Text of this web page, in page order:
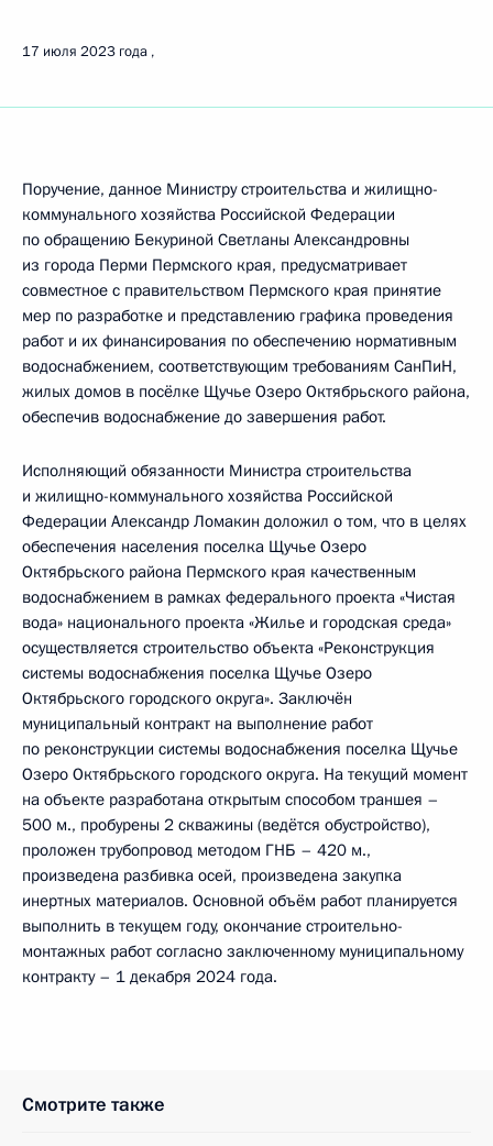
17 июля 2023 года
Поручение, данное Министру строительства и жилищно-
коммунального хозяйства Российской Федерации
по обращению Бекуриной Светланы Александровны
из города Перми Пермского края, предусматривает
совместное с правительством Пермского края принятие
мер по разработке и представлению графика проведения
работ и их финансирования по обеспечению нормативным
водоснабжением, соответствующим требованиям СанПиН,
жилых домов в посёлке Щучье Озеро Октябрьского района,
обеспечив водоснабжение до завершения работ.
Исполняющий обязанности Министра строительства
и жилищно-коммунального хозяйства Российской
Федерации Александр Ломакин доложил о том, что в целях
обеспечения населения поселка Щучье Озеро
Октябрьского района Пермского края качественным
водоснабжением в рамках федерального проекта «Чистая
вода» национального проекта «Жилье и городская среда»
осуществляется строительство объекта «Реконструкция
системы водоснабжения поселка Щучье Озеро
Октябрьского городского округа». Заключён
муниципальный контракт на выполнение работ
по реконструкции системы водоснабжения поселка Щучье
Озеро Октябрьского городского округа. На текущий момент
на объекте разработана открытым способом траншея –
500 м., пробурены 2 скважины (ведётся обустройство),
проложен трубопровод методом ГНБ – 420 м.,
произведена разбивка осей, произведена закупка
инертных материалов. Основной объём работ планируется
выполнить в текущем году, окончание строительно-
монтажных работ согласно заключенному муниципальному
контракту – 1 декабря 2024 года.
Смотрите также